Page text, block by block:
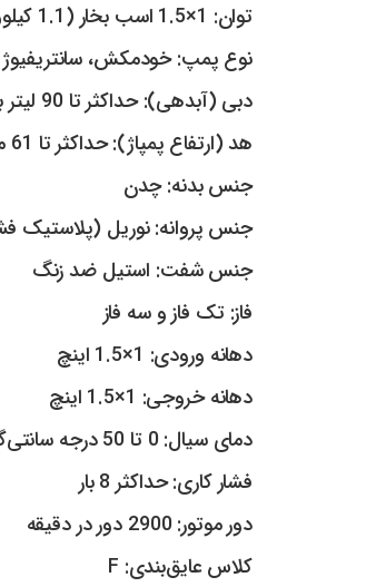
توان: 1×1.5 اسب بخار (1.1 کیلووات)
نوع پمپ: خودمکش، سانتریفیوژ
دبی (آبدهی): حداکثر تا 90 لیتر بر دقیقه
هد (ارتفاع پمپاژ): حداکثر تا 61 متر
جنس بدنه: چدن
جنس پروانه: نوریل (پلاستیک
جنس شفت: استیل ضد زنگ
فاز: تک فاز و سه فاز
دهانه ورودی: 1×1.5 اینچ
دهانه خروجی: 1×1.5 اینچ
دمای سیال: 0 تا 50 درجه سانتی‌گراد
فشار کاری: حداکثر 8 بار
دور موتور: 2900 دور در دقیقه
کلاس عایق‌بندی: F